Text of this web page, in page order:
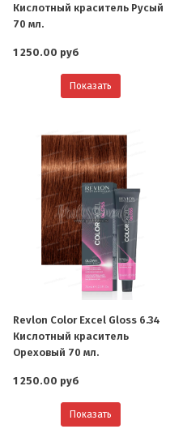
Кислотный краситель Русый
70 мл.
1 250.00 руб
Показать
Revlon Color Excel Gloss 6.34
Кислотный краситель
Ореховый 70 мл.
1 250.00 руб
Показать